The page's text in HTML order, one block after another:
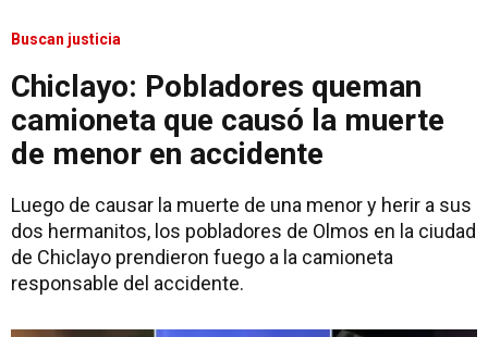
Buscan justicia
Chiclayo: Pobladores queman
camioneta que causó la muerte
de menor en accidente
Luego de causar la muerte de una menor y herir a sus
dos hermanitos, los pobladores de Olmos en la ciudad
de Chiclayo prendieron fuego a la camioneta
responsable del accidente.